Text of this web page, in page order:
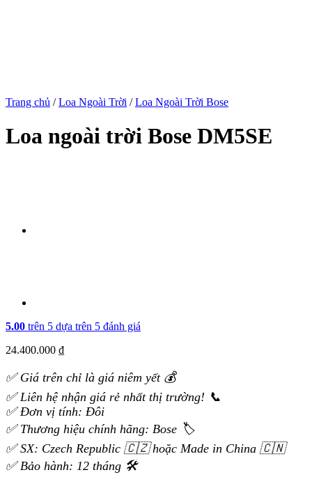
Trang chủ / Loa Ngoài Trời / Loa Ngoài Trời Bose
Loa ngoài trời Bose DM5SE
5.00 trên 5 dựa trên 5 đánh giá
24.400.000 ₫
✅ Giá trên chỉ là giá niêm yết 💰
✅ Liên hệ nhận giá rẻ nhất thị trường! 📞
✅ Đơn vị tính: Đôi
✅ Thương hiệu chính hãng: Bose 🏷️
✅ SX: Czech Republic 🇨🇿 hoặc Made in China 🇨🇳
✅ Bảo hành: 12 tháng 🛠️